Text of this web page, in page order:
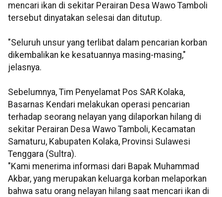
mencari ikan di sekitar Perairan Desa Wawo Tamboli
tersebut dinyatakan selesai dan ditutup.
"Seluruh unsur yang terlibat dalam pencarian korban
dikembalikan ke kesatuannya masing-masing,"
jelasnya.
Sebelumnya, Tim Penyelamat Pos SAR Kolaka,
Basarnas Kendari melakukan operasi pencarian
terhadap seorang nelayan yang dilaporkan hilang di
sekitar Perairan Desa Wawo Tamboli, Kecamatan
Samaturu, Kabupaten Kolaka, Provinsi Sulawesi
Tenggara (Sultra).
"Kami menerima informasi dari Bapak Muhammad
Akbar, yang merupakan keluarga korban melaporkan
bahwa satu orang nelayan hilang saat mencari ikan di